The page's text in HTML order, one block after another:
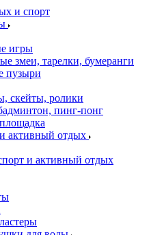
и спорт
игры
змеи, тарелки, бумеранги
пузыри
скейты, ролики
пинг-понг
активный отдых
и активный отдых